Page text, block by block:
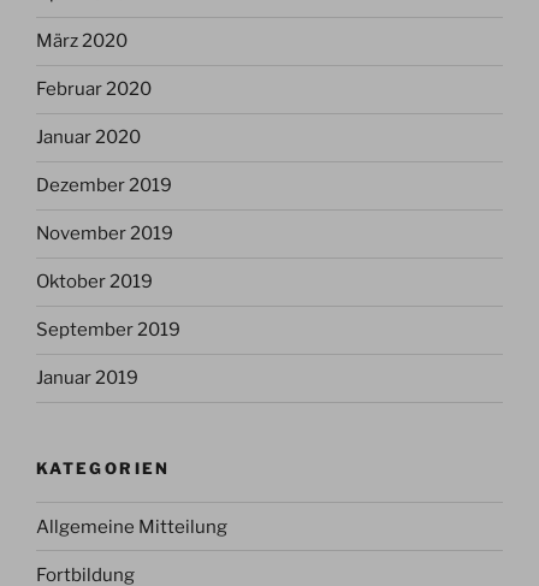
März 2020
Februar 2020
Januar 2020
Dezember 2019
November 2019
Oktober 2019
September 2019
Januar 2019
KATEGORIEN
Allgemeine Mitteilung
Fortbildung